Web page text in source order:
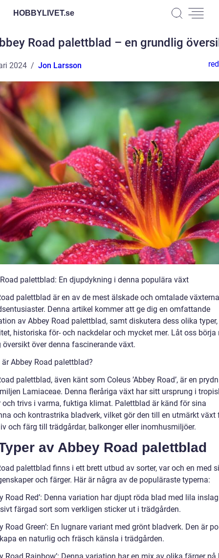
HOBBYLIVET.se
Road palettblad – en grundlig
2024 Jon Larsson
palettblad: En djupdykning i denna populära växt
palettblad är en av de mest älskade och omtalade
Denna artikel kommer att ge dig en omfattande
av Abbey Road palettblad, samt diskutera dess olika typer,
historiska för- och nackdelar och mycket mer. Låt oss börja
översikt över denna fascinerande växt.
är Abbey Road palettblad?
palettblad, även känt som Coleus ’Abbey Road’, är en
Lamiaceae. Denna fleråriga växt har sitt ursprung i
och trivs i varma, fuktiga klimat. Palettblad är känd för sina
och kontrastrika bladverk, vilket gör den till en utmärkt växt
och färg till trädgårdar, balkonger eller inomhusmiljöer.
av Abbey Road palettblad
palettblad finns i ett brett utbud av sorter, var och en med
och färger. Här är några av de populäraste typerna:
Road Red’: Denna variation har djupt röda blad med lila
färgad sort som verkligen sticker ut i trädgården.
Road Green’: En lugnare variant med grönt bladverk. Den är
en naturlig och fräsch känsla i trädgården.